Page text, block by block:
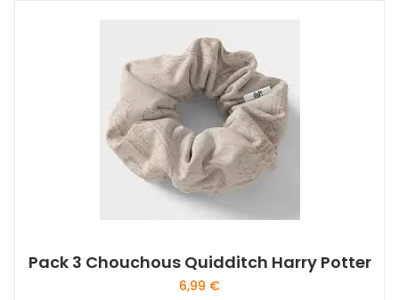
Pack 3 Chouchous Quidditch Harry Potter
6,99 €